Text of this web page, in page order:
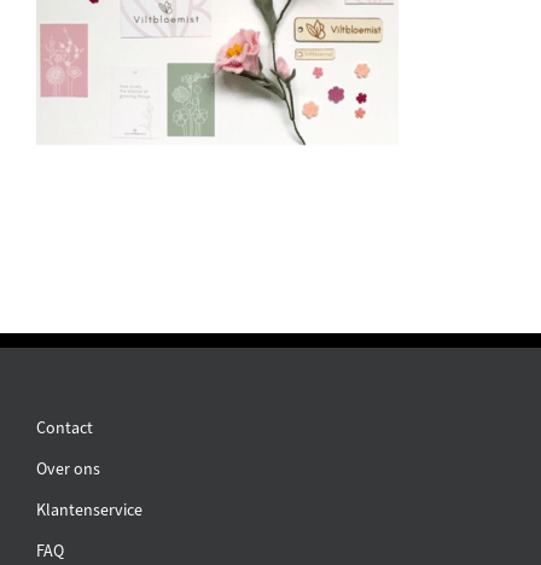
Contact
Over ons
Klantenservice
FAQ